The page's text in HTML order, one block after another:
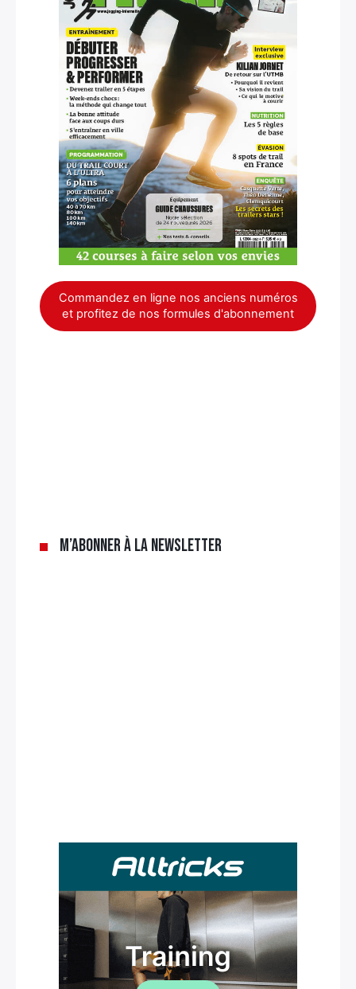
Commandez en ligne nos anciens numéros
et profitez de nos formules d'abonnement
M’abonner à la newsletter